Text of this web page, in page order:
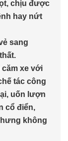
chịu được
hay nứt
sang
xe với
tác công
uốn lượn
cổ điển,
không